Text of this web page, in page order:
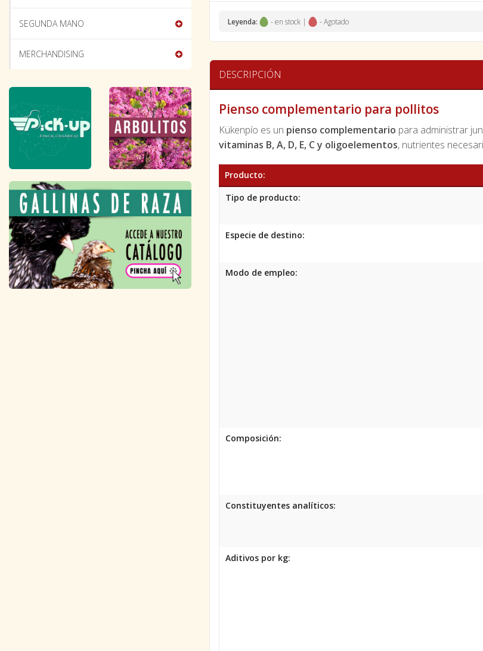
Leyenda: - en stock | - Agotado
DESCRIPCIÓN
Pienso complementario para pollitos
Kükenpío es un pienso complementario para administrar
vitaminas B, A, D, E, C y oligoelementos, nutrientes
Producto:
Tipo de producto:
Especie de destino:
Modo de empleo:
Composición:
Constituyentes analíticos:
Aditivos por kg:
SEGUNDA MANO
MERCHANDISING